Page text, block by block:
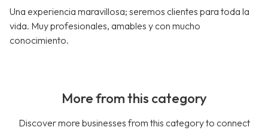
Una experiencia maravillosa; seremos clientes para toda la
vida. Muy profesionales, amables y con mucho
conocimiento.
More from this category
Discover more businesses from this category to connect